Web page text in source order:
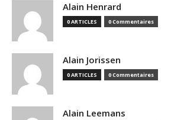
Alain Henrard
0 ARTICLES 0 Commentaires
Alain Jorissen
0 ARTICLES 0 Commentaires
Alain Leemans